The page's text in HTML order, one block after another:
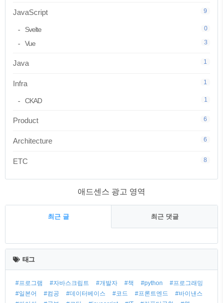
JavaScript 9
Svelte 0
Vue 3
Java 1
Infra 1
CKAD 1
Product 6
Architecture 6
ETC 8
애드센스 광고 영역
최근 글 최근 댓글
최
근
글
태그
#프로그램 #자바스크립트 #개발자 #책 #python
#프로그래밍
#일본어
#컴공 #데이터베이스 #코드 #프론트엔드
#바이낸스